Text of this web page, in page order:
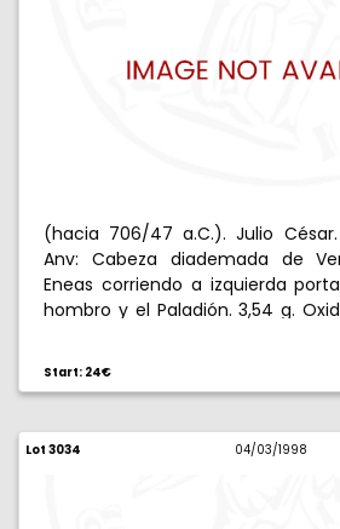
(hacia 706/47 a.C.). Julio
Anv: Cabeza diademada de
Eneas corriendo a izquierda
hombro y el Paladión. 3,54 g.
Start: 24€
Lot 3034 04/03/1998